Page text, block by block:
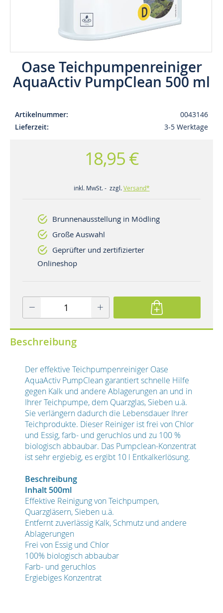
Oase Teichpumpenreiniger
AquaActiv PumpClean 500 ml
Artikelnummer
0043146
Lieferzeit
3-5 Werktage
18,95 €
inkl. MwSt. - zzgl.Versand*
Brunnenausstellung in Mödling
Große Auswahl
Geprüfter und zertifizierter
Onlineshop
Beschreibung
Der effektive Teichpumpenreiniger Oase
AquaActiv PumpClean garantiert schnelle Hilfe
gegen Kalk und andere Ablagerungen an und in
Ihrer Teichpumpe, dem Quarzglas, Sieben u.ä.
Sie verlängern dadurch die Lebensdauer Ihrer
Teichprodukte. Dieser Reiniger ist frei von Chlor
und Essig, farb- und geruchlos und zu 100 %
biologisch abbaubar. Das Pumpclean-Konzentrat
ist sehr ergiebig, es ergibt 10 l Entkalkerlösung.
Beschreibung
Inhalt 500ml
Effektive Reinigung von Teichpumpen,
Quarzgläsern, Sieben u.ä.
Entfernt zuverlässig Kalk, Schmutz und andere
Ablagerungen
Frei von Essig und Chlor
100% biologisch abbaubar
Farb- und geruchlos
Ergiebiges Konzentrat